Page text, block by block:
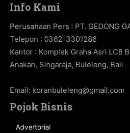
Info Kami
Perusahaan Pers : PT. GEDONG
Telepon : 0362-3301286
Kantor : Komplek Graha Asri LC8
Anakan, Singaraja, Buleleng, Bali
Email: koranbuleleng@gmail.com
Pojok Bisnis
Advertorial